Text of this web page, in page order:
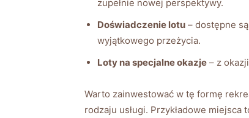
zupełnie‍ nowej perspektywy.
Doświadczenie lotu – ‌dostępne
wyjątkowego⁤ przeżycia.
Loty na specjalne okazje –‌ z
Warto zainwestować w tę ​formę
rodzaju usługi. Przykładowe miejsca